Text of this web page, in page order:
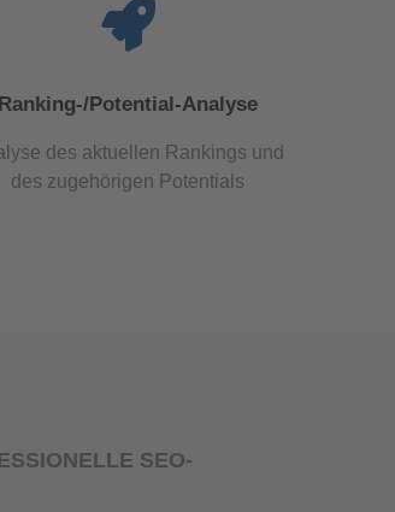
Ranking-/Potential-Analyse
des aktuellen Rankings und
des zugehörigen Potentials
SEO-